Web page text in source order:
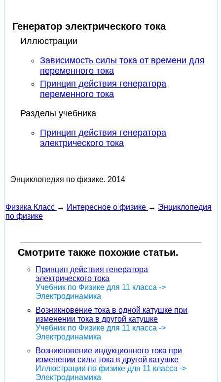
Генератор электрического тока
Иллюстрации
Зависимость силы тока от времени для
переменного тока
Принцип действия генератора
переменного тока
Разделы учебника
Принцип действия генератора
электрического тока
Энциклопедия по физике. 2014
Физика Класс → Интересное о физике → Энциклопедия
по физике
Смотрите также похожие статьи.
Принцип действия генератора
электрического тока
Учебник по Физике для 11 класса ->
Электродинамика
Возникновение тока в одной катушке при
изменении тока в другой катушке
Учебник по Физике для 11 класса ->
Электродинамика
Возникновение индукционного тока при
изменении силы тока в другой катушке
Иллюстрации по физике для 11 класса ->
Электродинамика